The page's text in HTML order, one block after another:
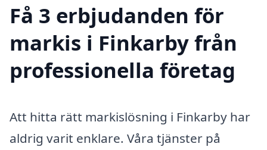
Få 3 erbjudanden för
markis i Finkarby från
professionella företag
Att hitta rätt markislösning i Finkarby har
aldrig varit enklare. Våra tjänster på